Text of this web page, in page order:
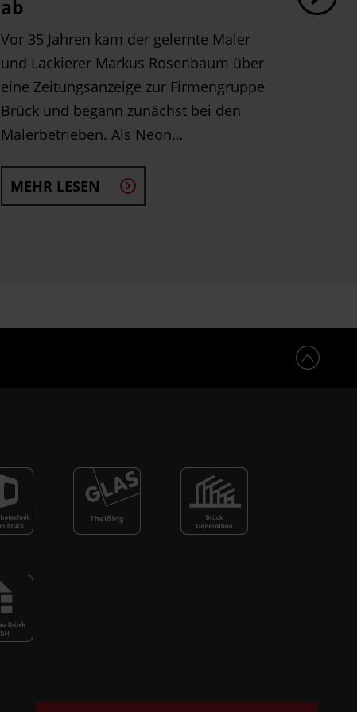
ab
Vor 35 Jahren kam der gelernte Maler
und Lackierer Markus Rosenbaum über
eine Zeitungsanzeige zur Firmengruppe
Brück und begann zunächst bei den
Malerbetrieben. Als Neon…
MEHR LESEN
sehr